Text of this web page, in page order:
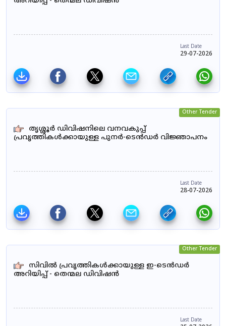
Last Date
29-07-2026
Other Tender
തൃശ്ശൂർ ഡിവിഷനിലെ വനവകുപ്പ്
പ്രവൃത്തികൾക്കായുള്ള പുനർ-ടെൻഡർ വിജ്ഞാപനം
Last Date
28-07-2026
Other Tender
സിവിൽ പ്രവൃത്തികൾക്കായുള്ള ഇ-ടെൻഡർ
അറിയിപ്പ് - തെന്മല ഡിവിഷൻ
Last Date